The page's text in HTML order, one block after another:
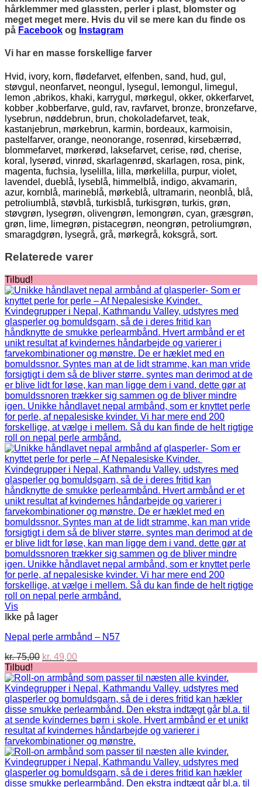
hårklemmer med glassten, perler i plast, blomster og
meget meget mere. Hvis du vil se mere kan du finde os
på Facebook og Instagram
Vi har en masse forskellige farver
Hvid, ivory, korn, flødefarvet, elfenben, sand, hud, gul,
støvgul, neonfarvet, neongul, lysegul, lemongul, limegul,
lemon ,abrikos, khaki, karrygul, mørkegul, okker, okkerfarvet,
kobber ,kobberfarve, guld, rav, ravfarvet, bronze, bronzefarve,
lysebrun, nøddebrun, brun, chokoladefarvet, teak,
kastanjebrun, mørkebrun, karmin, bordeaux, karmoisin,
pastelfarver, orange, neonorange, rosenrød, kirsebærrød,
blommefarvet, mørkerød, laksefarvet, cerise, rød, cherise,
koral, lyserød, vinrød, skarlagenrød, skarlagen, rosa, pink,
magenta, fuchsia, lyselilla, lilla, mørkelilla, purpur, violet,
lavendel, dueblå, lyseblå, himmelblå, indigo, akvamarin,
azur, kornblå, marineblå, mørkeblå, ultramarin, neonblå, blå,
petroliumblå, støvblå, turkisblå, turkisgrøn, turkis, grøn,
støvgrøn, lysegrøn, olivengrøn, lemongrøn, cyan, græsgrøn,
grøn, lime, limegrøn, pistacegrøn, neongrøn, petroliumgrøn,
smaragdgrøn, lysegrå, grå, mørkegrå, koksgrå, sort.
Relaterede varer
Tilbud!
Vis
Ikke på lager
Nepal perle armbånd – N57
kr.75,00 Den
pris
var:
kr. 75,00.
kr. 49,00Den
pris
er:
kr. 49,00.
Tilbud!